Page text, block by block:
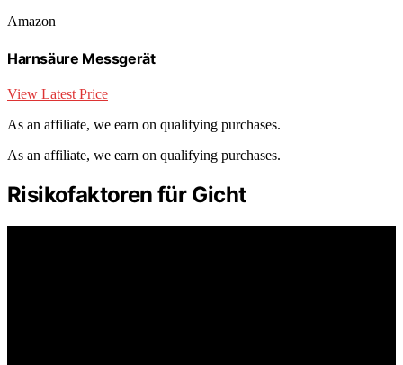
Amazon
Harnsäure Messgerät
View Latest Price
As an affiliate, we earn on qualifying purchases.
As an affiliate, we earn on qualifying purchases.
Risikofaktoren für Gicht